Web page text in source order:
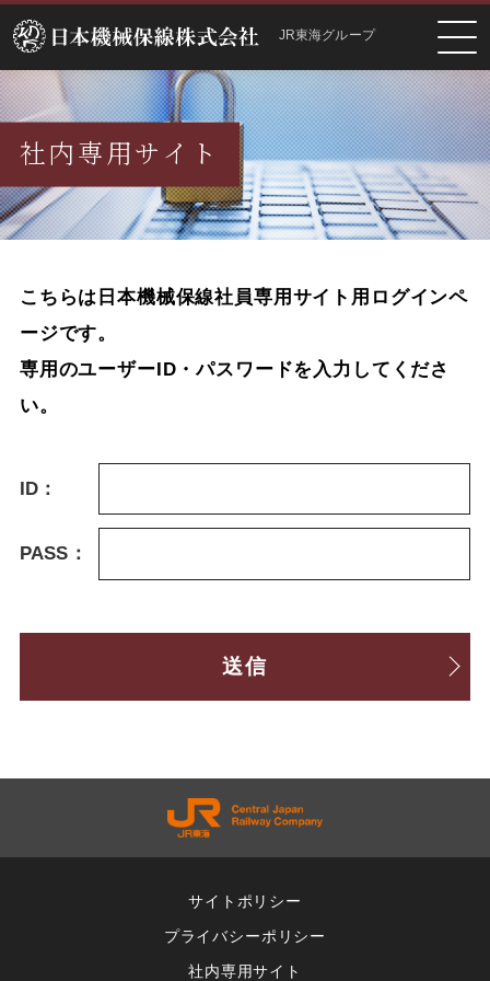
JR東海グループ
社内専用サイト
こちらは日本機械保線社員専用サイト用ログインペ
ージです。
専用のユーザーID・パスワードを入力してくださ
い。
ID：
PASS：
サイトポリシー
プライバシーポリシー
社内専用サイト